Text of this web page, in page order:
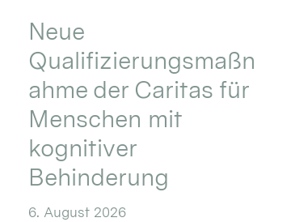
Neue
Qualifizierungsmaßn
ahme der Caritas für
Menschen mit
kognitiver
Behinderung
6. August 2026